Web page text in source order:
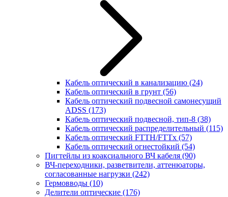
Кабель оптический в канализацию (24)
Кабель оптический в грунт (56)
Кабель оптический подвесной самонесущий
ADSS (173)
Кабель оптический подвесной, тип-8 (38)
Кабель оптический распределительный (115)
Кабель оптический FTTH/FTTx (57)
Кабель оптический огнестойкий (54)
Пигтейлы из коаксиального ВЧ кабеля (90)
ВЧ-переходники, разветвители, аттенюаторы,
согласованные нагрузки (242)
Гермовводы (10)
Делители оптические (176)